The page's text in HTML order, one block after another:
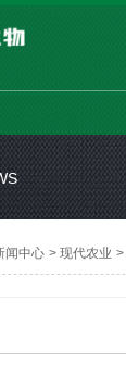
闻中心 > 现代农业 >